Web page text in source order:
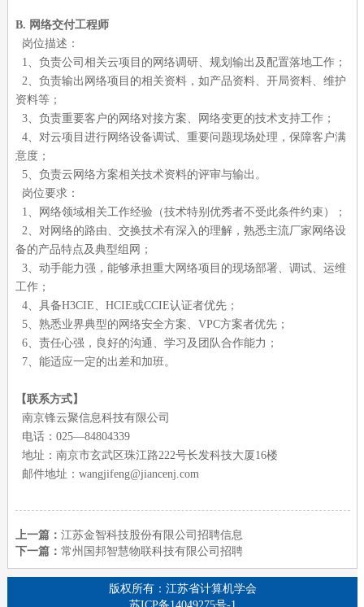
B. 网络交付工程师
岗位描述：
1、负责公司相关云项目的网络调研、规划输出及配置落地工作；
2、负责输出网络项目的相关资料，如产品资料、开局资料、维护
资料等；
3、负责重要客户的网络对接方案、网络变更的技术支持工作；
4、对云项目进行网络设备调试、重要问题现场处理，保障客户满
意度；
5、负责云网络方案相关技术资料的评审与输出。
岗位要求：
1、网络领域相关工作经验（技术特别优秀者不受此条件约束）；
2、对网络的路由、交换技术有深入的理解，熟悉主流厂家网络设
备的产品特点及典型组网；
3、动手能力强，能够承担重大网络项目的现场部署、调试、运维
工作；
4、具备H3CIE、HCIE或CCIE认证者优先；
5、熟悉业界典型的网络安全方案、VPC方案者优先；
6、责任心强，良好的沟通、学习及团队合作能力；
7、能适应一定的出差和加班。
【联系方式】
南京锋云聚信息科技有限公司
电话：025—84804339
地址：南京市玄武区珠江路222号长发科技大厦16楼
邮件地址：wangjifeng@jiancenj.com
上一篇： 江苏金智科技股份有限公司招聘信息
下一篇： 常州国邦智慧物联科技有限公司招聘
版权所有：江苏省计算机学会